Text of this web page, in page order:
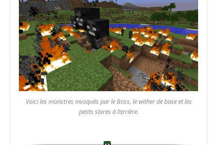
Voici les monstres invoqués par le Boss, le wither de base et les
petits sbires à l’arrière.